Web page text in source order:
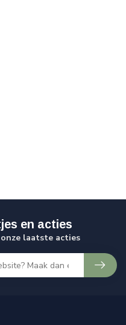
en acties
laatste acties